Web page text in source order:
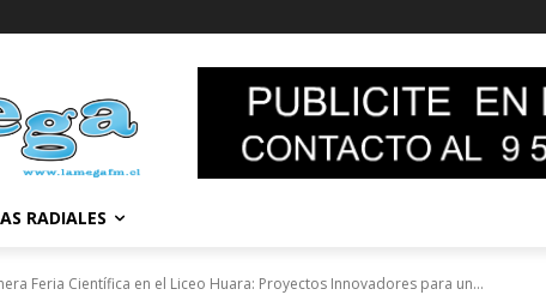
RADIALES
Feria Científica en el Liceo Huara: Proyectos Innovadores para un...